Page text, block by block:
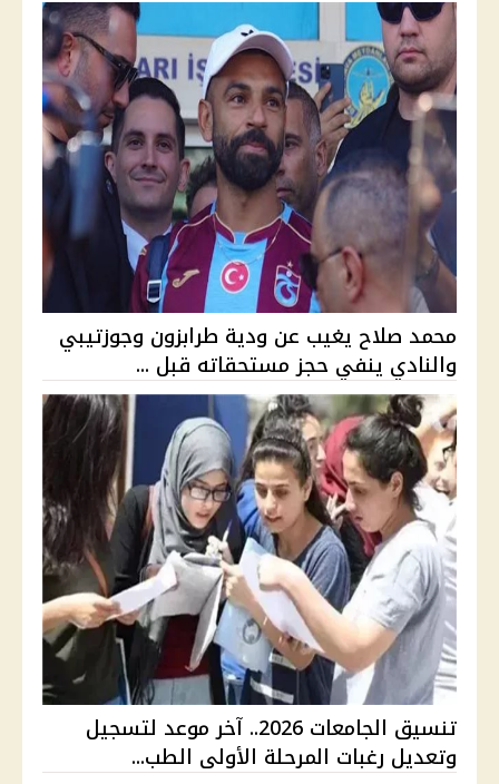
محمد صلاح يغيب عن ودية طرابزون وجوزتيبي
والنادي ينفي حجز مستحقاته قبل ...
تنسيق الجامعات 2026.. آخر موعد لتسجيل
وتعديل رغبات المرحلة الأولى الطب...